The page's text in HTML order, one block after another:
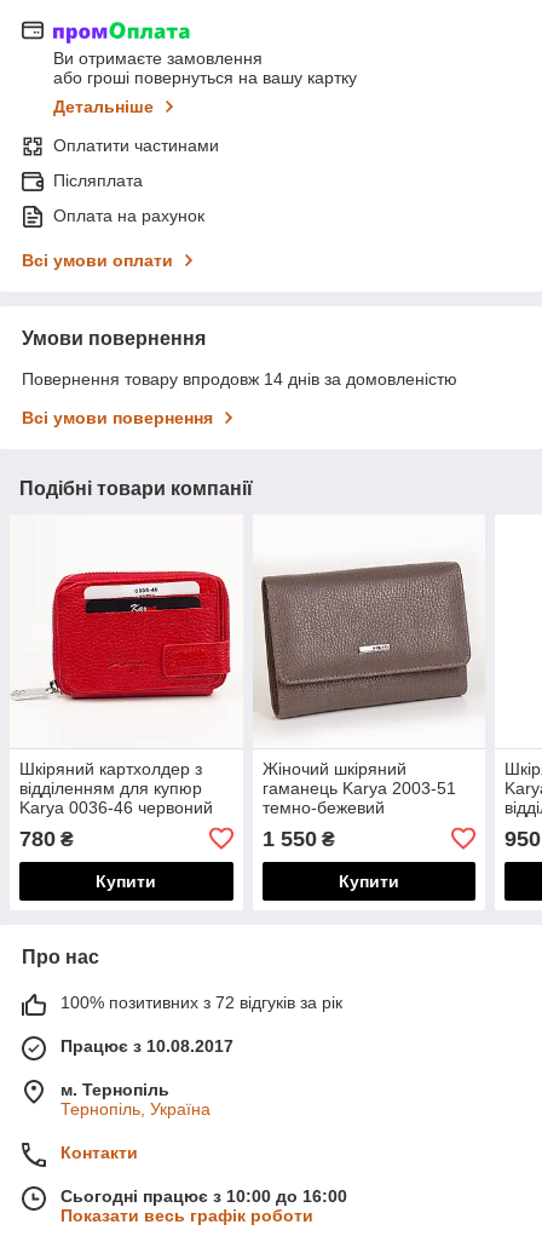
Ви отримаєте замовлення
або гроші повернуться на вашу картку
Детальніше
Оплатити частинами
Післяплата
Оплата на рахунок
Всі умови оплати
Умови повернення
Повернення товару впродовж 14 днів за домовленістю
Всі умови повернення
Подібні товари компанії
Шкіряний картхолдер з
відділенням для купюр
Karya 0036-46 червоний
780 ₴
Купити
Жіночий шкіряний
гаманець Karya 2003-51
темно-бежевий
1 550₴
Купити
950
Про нас
100% позитивних з 72 відгуків за рік
Працює з 10.08.2017
м. Тернопіль
Тернопіль, Україна
Контакти
Сьогодні працює з 10:00 до 16:00
Показати весь графік роботи